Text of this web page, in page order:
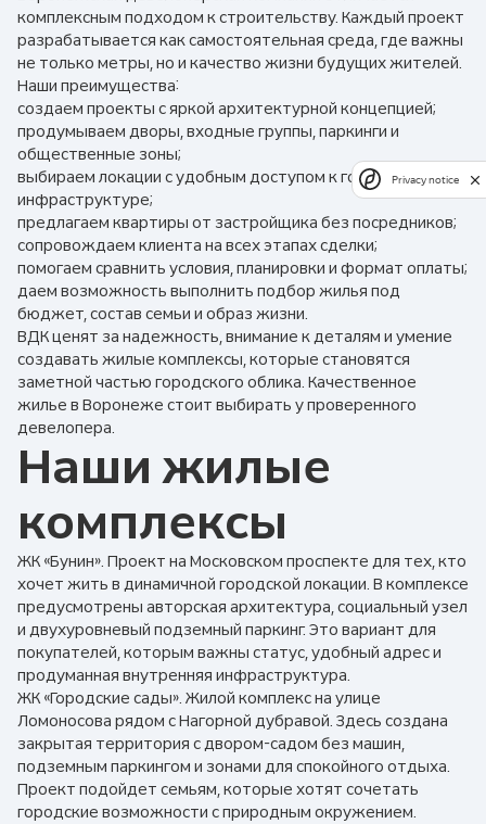
комплексным подходом к строительству. Каждый проект
разрабатывается как самостоятельная среда, где важны
не только метры, но и качество жизни будущих жителей.
Наши преимущества:
создаем проекты с яркой архитектурной концепцией;
продумываем дворы, входные группы, паркинги и
общественные зоны;
выбираем локации с удобным доступом к городской
инфраструктуре;
предлагаем квартиры от застройщика без посредников;
сопровождаем клиента на всех этапах сделки;
помогаем сравнить условия, планировки и формат оплаты;
даем возможность выполнить подбор жилья под
бюджет, состав семьи и образ жизни.
ВДК ценят за надежность, внимание к деталям и умение
создавать жилые комплексы, которые становятся
заметной частью городского облика. Качественное
жилье в Воронеже стоит выбирать у проверенного
девелопера.
Наши жилые
комплексы
ЖК «Бунин». Проект на Московском проспекте для тех, кто
хочет жить в динамичной городской локации. В комплексе
предусмотрены авторская архитектура, социальный узел
и двухуровневый подземный паркинг. Это вариант для
покупателей, которым важны статус, удобный адрес и
продуманная внутренняя инфраструктура.
ЖК «Городские сады». Жилой комплекс на улице
Ломоносова рядом с Нагорной дубравой. Здесь создана
закрытая территория с двором-садом без машин,
подземным паркингом и зонами для спокойного отдыха.
Проект подойдет семьям, которые хотят сочетать
городские возможности с природным окружением.
Privacy notice